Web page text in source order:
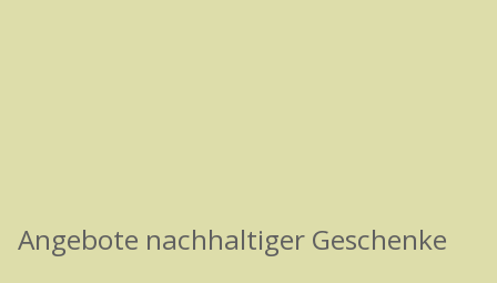
Angebote nachhaltiger Geschenke